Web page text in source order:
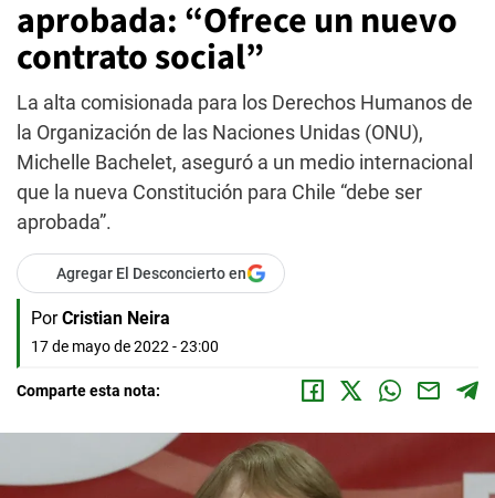
aprobada: “Ofrece un nuevo
contrato social”
La alta comisionada para los Derechos Humanos de
la Organización de las Naciones Unidas (ONU),
Michelle Bachelet, aseguró a un medio internacional
que la nueva Constitución para Chile “debe ser
aprobada”.
Agregar El Desconcierto en
Por Cristian Neira
17 de mayo de 2022 - 23:00
Comparte esta nota: